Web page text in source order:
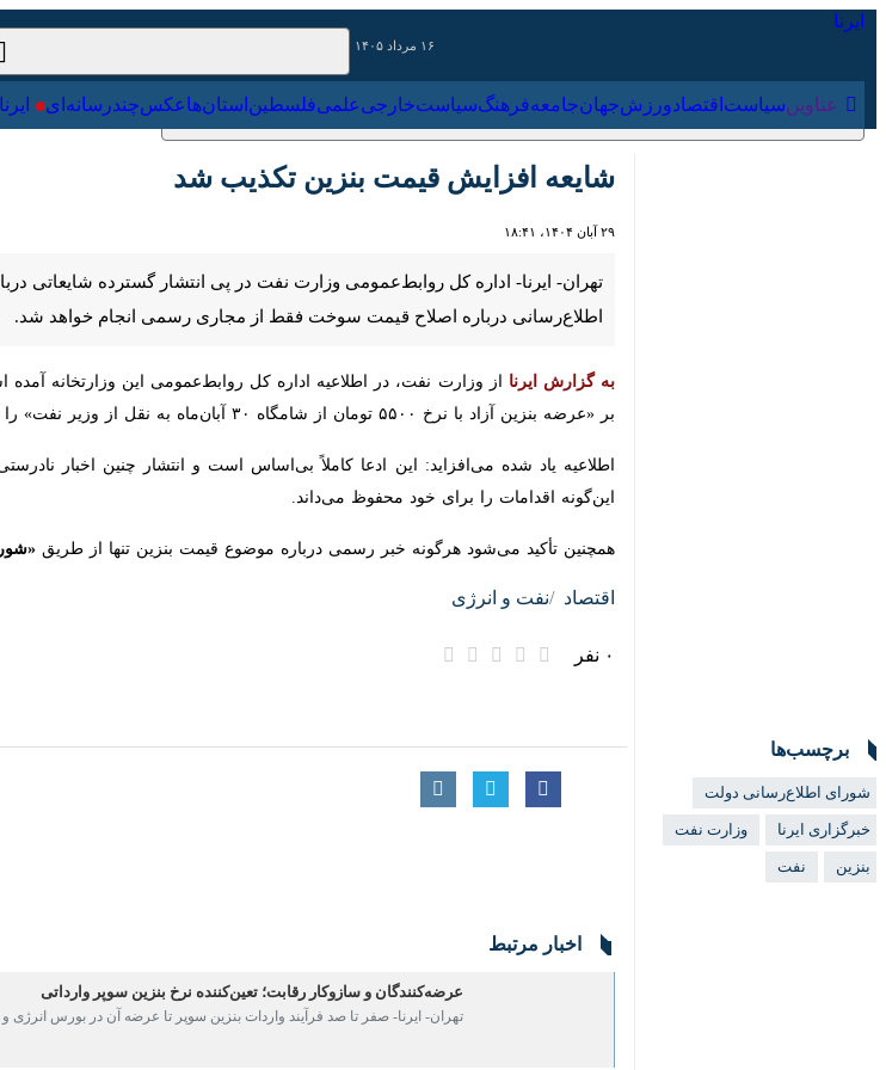
عناوین‌ سیاست اقتصاد ورزش جهان جامعه فرهنگ سیاست‌خارجی علمی فلسطین استان‌ها
شایعه افزایش قیمت بنزین تکذیب شد